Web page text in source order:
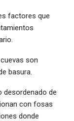
factores que
son
basura.
desordenado de
con fosas
donde